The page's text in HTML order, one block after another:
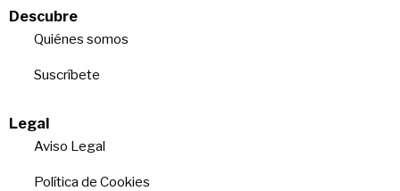
Descubre
Quiénes somos
Suscríbete
Legal
Aviso Legal
Política de Cookies